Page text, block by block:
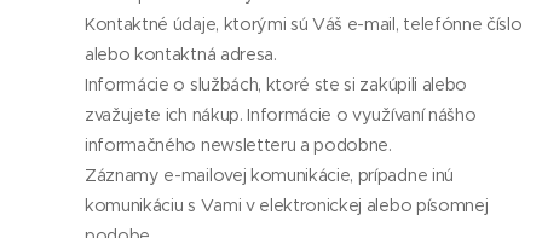
Kontaktné údaje, ktorými sú Váš e-mail, telefónne číslo
alebo kontaktná adresa.
Informácie o službách, ktoré ste si zakúpili alebo
zvažujete ich nákup. Informácie o využívaní nášho
informačného newsletteru a podobne.
Záznamy e-mailovej komunikácie, prípadne inú
komunikáciu s Vami v elektronickej alebo písomnej